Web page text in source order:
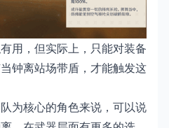
用，但实际上，只能对装备
钟离站场带盾，才能触发这
为核心的角色来说，可以说